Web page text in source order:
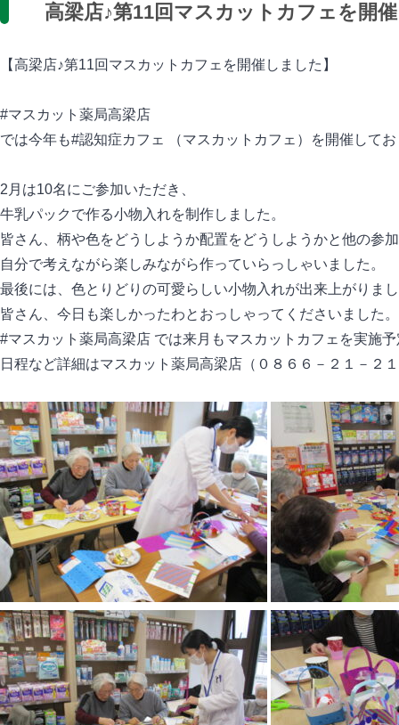
高梁店♪第11回マスカットカフェを開
【高梁店♪第11回マスカットカフェを開催しました】
#マスカット薬局高梁店
では今年も#認知症カフェ （マスカットカフェ）を開催して
2月は10名にご参加いただき、
牛乳パックで作る小物入れを制作しました。
皆さん、柄や色をどうしようか配置をどうしようかと他の参
自分で考えながら楽しみながら作っていらっしゃいました。
最後には、色とりどりの可愛らしい小物入れが出来上がりま
皆さん、今日も楽しかったわとおっしゃってくださいました。
#マスカット薬局高梁店 では来月もマスカットカフェを実施
日程など詳細はマスカット薬局高梁店（０８６６－２１－２